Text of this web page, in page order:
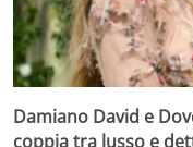
Damiano David e
coppia tra lusso e